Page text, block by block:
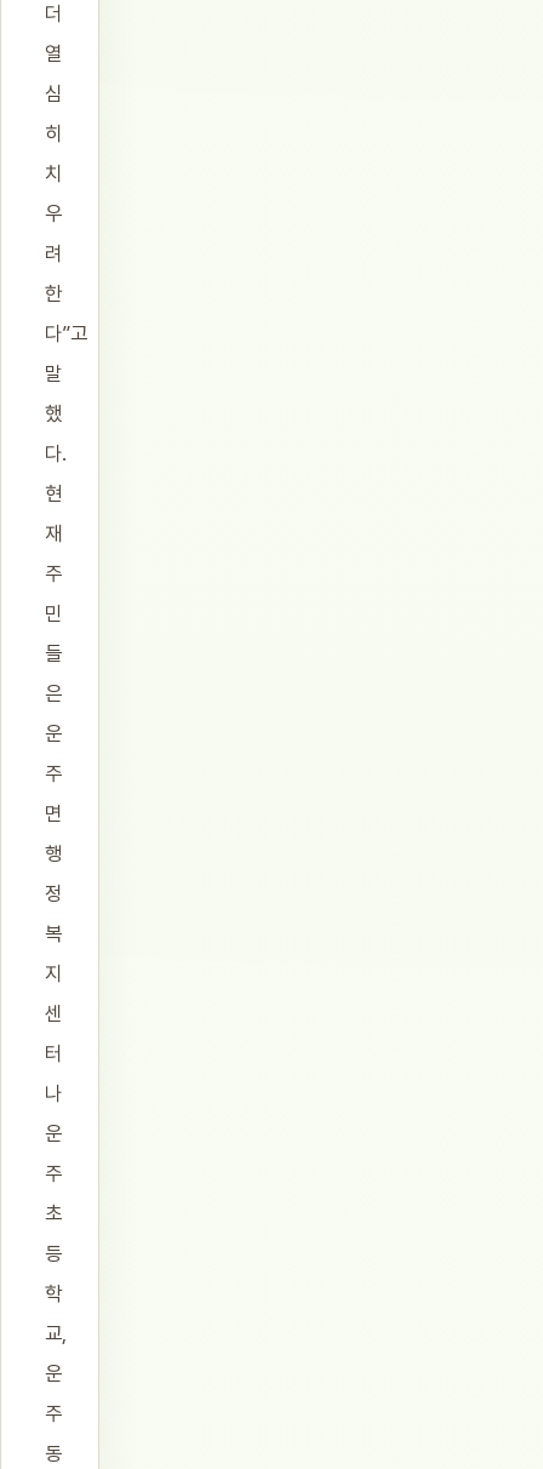
더
열
심
히
치
우
려
한
다”고
말
했
다.
현
재
주
민
들
은
운
주
면
행
정
복
지
센
터
나
운
주
초
등
학
교,
운
주
동